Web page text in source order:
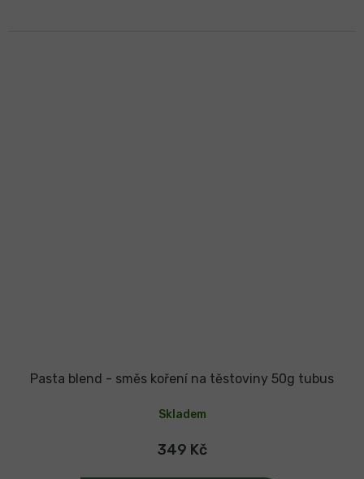
Pasta blend - směs koření na těstoviny 50g tubus
Skladem
349 Kč